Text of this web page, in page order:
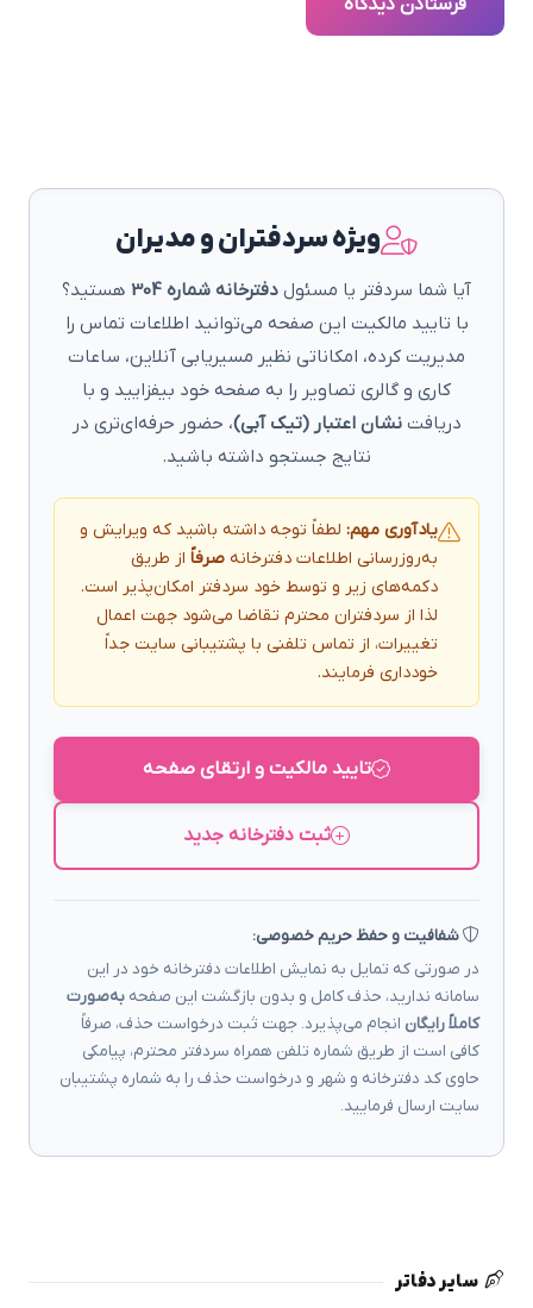
فرستادن دیدگاه
ویژه سردفتران و مدیران
آیا شما سردفتر یا مسئول دفترخانه شماره 304
هستید؟
با تایید مالکیت این صفحه می‌توانید اطلاعات تماس را
مدیریت کرده، امکاناتی نظیر مسیریابی آنلاین، ساعات
کاری و گالری تصاویر را به صفحه خود بیفزایید و با
دریافتنشان اعتبار (تیک آبی)، حضور حرفه‌ای‌تری در
نتایج جستجو داشته باشید.
یادآوری مهم: لطفاً توجه داشته باشید که ویرایش و
به‌روزرسانی اطلاعات دفترخانه صرفاً از طریق
دکمه‌های زیر و توسط خود سردفتر امکان‌پذیر است.
لذا از سردفتران محترم تقاضا می‌شود جهت اعمال
تغییرات، از تماس تلفنی با پشتیبانی سایت جداً
خودداری فرمایند.
تایید مالکیت و ارتقای صفحه
ثبت دفترخانه جدید
شفافیت و حفظ حریم خصوصی:
در صورتی که تمایل به نمایش اطلاعات دفترخانه خود در این
سامانه ندارید، حذف کامل و بدون بازگشت این صفحه به‌صورت
کاملاً رایگان انجام می‌پذیرد. جهت ثبت درخواست حذف، صرفاً
کافی است از طریق شماره تلفن همراه سردفتر محترم، پیامکی
حاوی کد دفترخانه و شهر و درخواست حذف را به شماره پشتیبان
سایت ارسال فرمایید.
سایر دفاتر